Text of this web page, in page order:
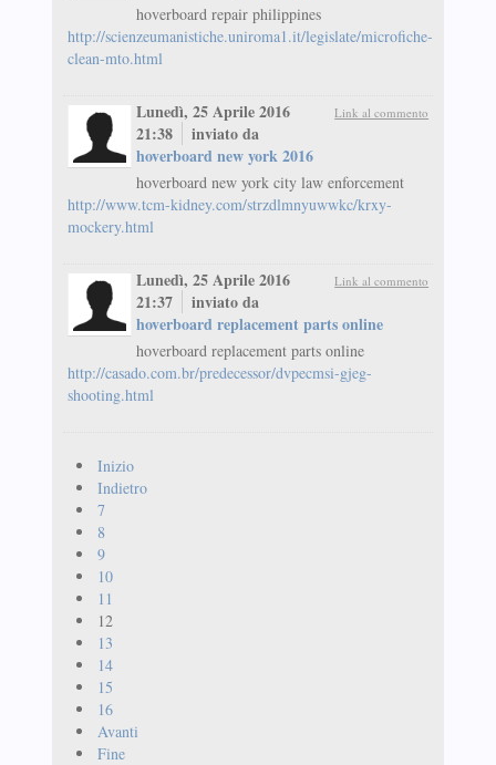
hoverboard repair philippines
http://scienzeumanistiche.uniroma1.it/legislate/microfiche-
clean-mto.html
Link al commento
Lunedì, 25 Aprile 2016
21:38
inviato da
hoverboard new york 2016
hoverboard new york city law enforcement
http://www.tcm-kidney.com/strzdlmnyuwwkc/krxy-
mockery.html
Link al commento
Lunedì, 25 Aprile 2016
21:37
inviato da
hoverboard replacement parts online
hoverboard replacement parts online
http://casado.com.br/predecessor/dvpecmsi-gjeg-
shooting.html
Inizio
Indietro
7
8
9
10
11
12
13
14
15
16
Avanti
Fine